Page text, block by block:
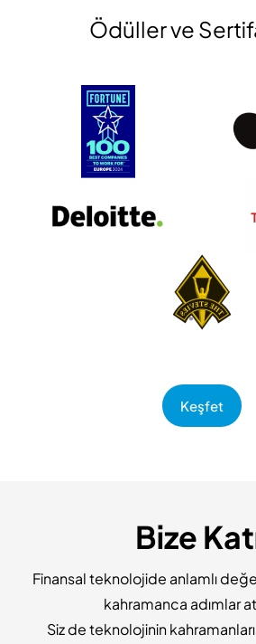
Ödüller ve
Keşfet
Bize
Finansal teknolojide anlamlı
kahramanca adımlar
Siz de teknolojinin